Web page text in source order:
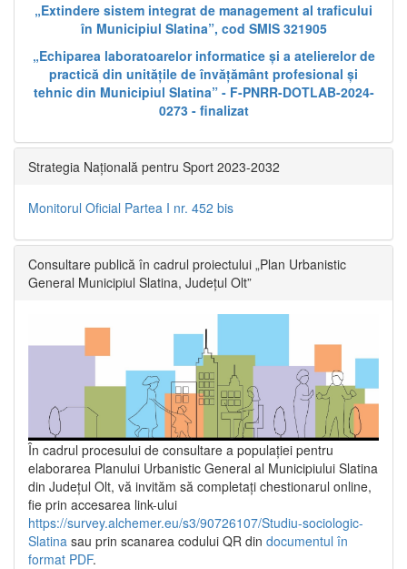
„Extindere sistem integrat de management al traficului
în Municipiul Slatina”, cod SMIS 321905
„Echiparea laboratoarelor informatice și a atelierelor de
practică din unitățile de învățământ profesional și
tehnic din Municipiul Slatina” - F-PNRR-DOTLAB-2024-
0273 - finalizat
Strategia Națională pentru Sport 2023-2032
Monitorul Oficial Partea I nr. 452 bis
Consultare publică în cadrul proiectului „Plan Urbanistic
General Municipiul Slatina, Județul Olt”
În cadrul procesului de consultare a populaţiei pentru
elaborarea Planului Urbanistic General al Municipiului Slatina
din Județul Olt, vă invităm să completați chestionarul online,
fie prin accesarea link-ului
https://survey.alchemer.eu/s3/90726107/Studiu-sociologic-
Slatina sau prin scanarea codului QR din documentul în
format PDF.